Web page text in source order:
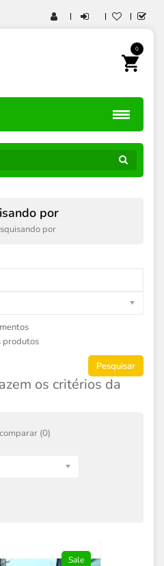
0
por
por
produtos
os critérios da
(0)
Sale